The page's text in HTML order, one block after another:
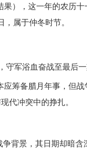
），这一年的农历
属于仲冬时节。
守军浴血奋战至最后一
应筹备腊月年事，但
代冲突中的挣扎。
背景，其日期却暗含